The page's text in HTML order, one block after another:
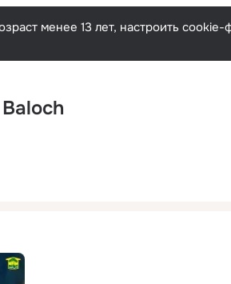
Русский
менее 13 лет, настроить